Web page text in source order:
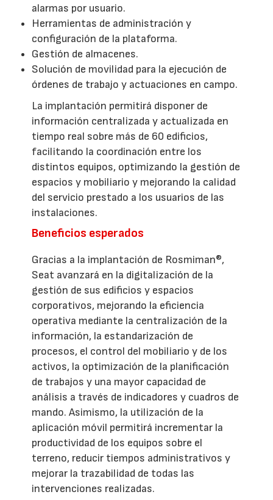
alarmas por usuario.
Herramientas de administración y
configuración de la plataforma.
Gestión de almacenes.
Solución de movilidad para la ejecución de
órdenes de trabajo y actuaciones en campo.
La implantación permitirá disponer de
información centralizada y actualizada en
tiempo real sobre más de 60 edificios,
facilitando la coordinación entre los
distintos equipos, optimizando la gestión de
espacios y mobiliario y mejorando la calidad
del servicio prestado a los usuarios de las
instalaciones.
Beneficios esperados
Gracias a la implantación de Rosmiman®,
Seat avanzará en la digitalización de la
gestión de sus edificios y espacios
corporativos, mejorando la eficiencia
operativa mediante la centralización de la
información, la estandarización de
procesos, el control del mobiliario y de los
activos, la optimización de la planificación
de trabajos y una mayor capacidad de
análisis a través de indicadores y cuadros de
mando. Asimismo, la utilización de la
aplicación móvil permitirá incrementar la
productividad de los equipos sobre el
terreno, reducir tiempos administrativos y
mejorar la trazabilidad de todas las
intervenciones realizadas.